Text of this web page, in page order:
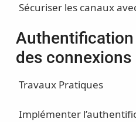
Sécuriser les canaux
des connexions
Travaux Pratiques
Implémenter